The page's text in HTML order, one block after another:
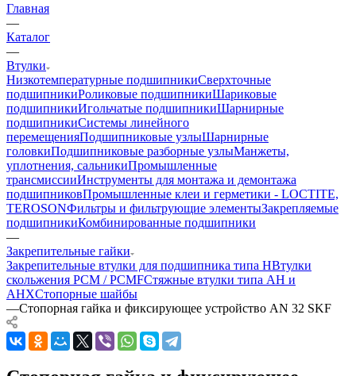
Главная
—
Каталог
—
Втулки
Низкотемпературные подшипникиСверхточные
подшипникиРоликовые подшипникиШариковые
подшипникиИгольчатые подшипникиШарнирные
подшипникиСистемы линейного
перемещенияПодшипниковые узлыШарнирные
головкиПодшипниковые разборные узлыМанжеты,
уплотнения, сальникиПромышленные
трансмиссииИнструменты для монтажа и демонтажа
подшипниковПромышленные клеи и герметики - LOCTITE,
TEROSONФильтры и фильтрующие элементыЗакрепляемые
подшипникиКомбинированные подшипники
—
Закрепительные гайки
Закрепительные втулки для подшипника типа HВтулки
скольжения PCM / PCMFСтяжные втулки типа AH и
AHXСтопорные шайбы
—Стопорная гайка и фиксирующее устройство AN 32 SKF